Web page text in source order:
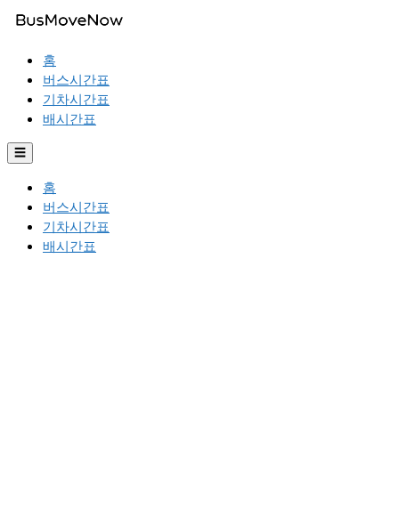
홈
버스시간표
기차시간표
배시간표
☰
홈
버스시간표
기차시간표
배시간표